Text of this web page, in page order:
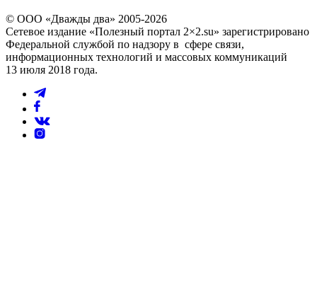
© ООО «Дважды два» 2005-2026
Сетевое издание «Полезный портал 2×2.su» зарегистрировано
Федеральной службой по надзору в сфере связи,
информационных технологий и массовых коммуникаций
13 июля 2018 года.